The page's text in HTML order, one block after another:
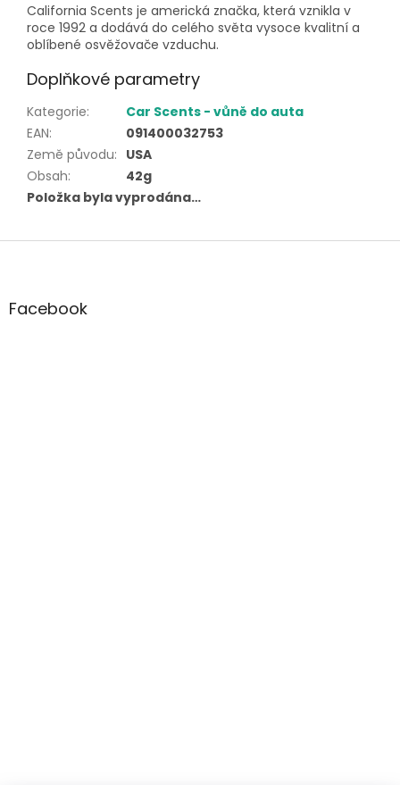
California Scents je americká značka, která vznikla v
roce 1992 a dodává do celého světa vysoce kvalitní a
oblíbené osvěžovače vzduchu.
Doplňkové parametry
Kategorie:
Car Scents - vůně do auta
EAN:
091400032753
Země původu: USA
Obsah:
42g
Položka byla vyprodána…
Z
aFacebook